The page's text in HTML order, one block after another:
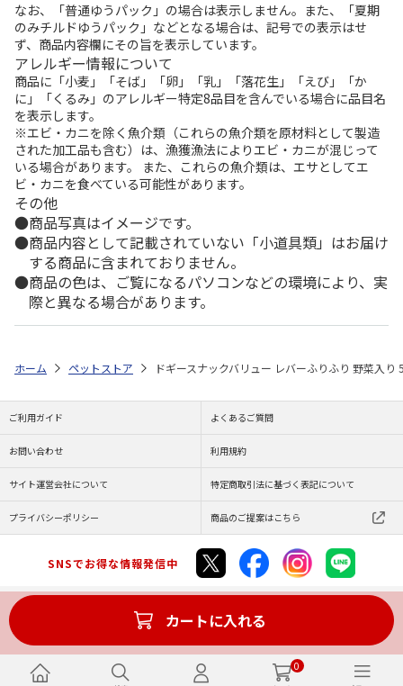
0
なお、「普通ゆうパック」の場合は表示しません。また、「夏期
のみチルドゆうパック」などとなる場合は、記号での表示はせ
ず、商品内容欄にその旨を表示しています。
アレルギー情報について
商品に「小麦」「そば」「卵」「乳」「落花生」「えび」「か
に」「くるみ」のアレルギー特定8品目を含んでいる場合に品目名
を表示します。
※エビ・カニを除く魚介類（これらの魚介類を原材料として製造
された加工品も含む）は、漁獲漁法によりエビ・カニが混じって
いる場合があります。 また、これらの魚介類は、エサとしてエ
ビ・カニを食べている可能性があります。
その他
商品写真はイメージです。
商品内容として記載されていない「小道具類」はお届け
する商品に含まれておりません。
商品の色は、ご覧になるパソコンなどの環境により、実
際と異なる場合があります。
カートに入れる
ホーム ペットストア ドギースナックバリュー レバーふりふり 野菜入り
ご利用ガイド よくあるご質問
お問い合わせ 利用規約
サイト運営会社について 特定商取引法に基づく表記について
プライバシーポリシー 商品のご提案はこちら
SNSでお得な情報発信中